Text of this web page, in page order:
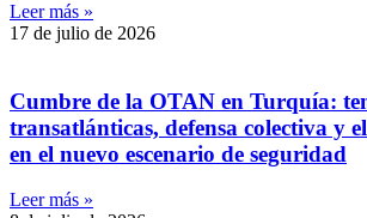
Leer más »
17 de julio de 2026
Cumbre de la OTAN en Turquía:
transatlánticas, defensa colectiva y
en el nuevo escenario de seguridad
Leer más »